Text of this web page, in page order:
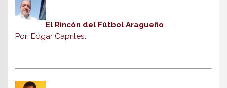
El Rincón del Fútbol Aragueño
Por: Edgar Capriles.